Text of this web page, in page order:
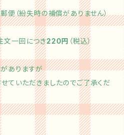
便（紛失時の補償がありません）
文一回につき220円 （税込）
ありますが
いただきましたのでご了承くだ